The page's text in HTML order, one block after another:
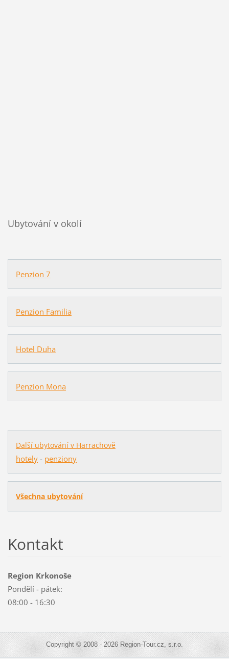
Ubytování v okolí
Penzion 7
Penzion Familia
Hotel Duha
Penzion Mona
Další ubytování v Harrachově
hotely- penziony
Všechna ubytování
Kontakt
Region Krkonoše
Pondělí - pátek:
08:00 - 16:30
Copyright © 2008 - 2026 Region-Tour.cz, s.r.o.